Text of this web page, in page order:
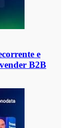
e
B2B